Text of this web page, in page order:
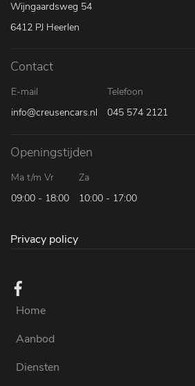
Wijngaardsweg 54
6412 PJ Heerlen
Contact
E-mail
info@creusencars.nl
Telefoon
045 574 2121
Openingstijden
Ma t/m Vr
09:00 - 18:00
Za
10:00 - 17:00
Privacy policy
Home
Aanbod
Diensten